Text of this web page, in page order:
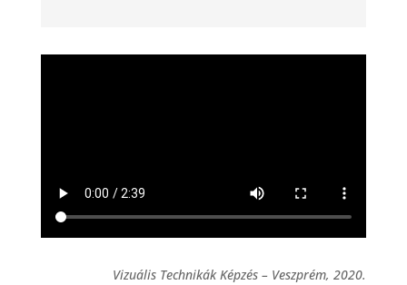
Vizuális Technikák Képzés – Veszprém, 2020.